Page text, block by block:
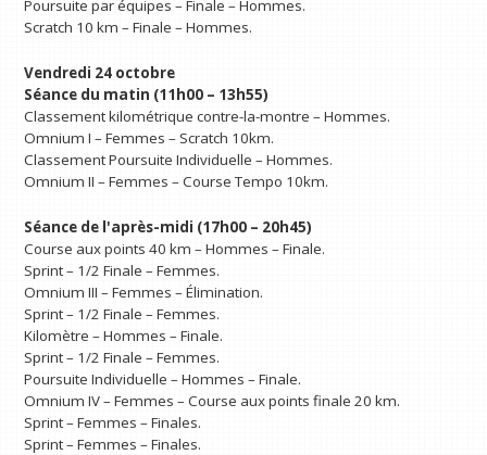
Poursuite par équipes – Finale – Hommes.
Scratch 10 km – Finale – Hommes.
Vendredi 24 octobre
Séance du matin (11h00 – 13h55)
Classement kilométrique contre-la-montre – Hommes.
Omnium I – Femmes – Scratch 10km.
Classement Poursuite Individuelle – Hommes.
Omnium II – Femmes – Course Tempo 10km.
Séance de l'après-midi (17h00 – 20h45)
Course aux points 40 km – Hommes – Finale.
Sprint – 1/2 Finale – Femmes.
Omnium III – Femmes – Élimination.
Sprint – 1/2 Finale – Femmes.
Kilomètre – Hommes – Finale.
Sprint – 1/2 Finale – Femmes.
Poursuite Individuelle – Hommes – Finale.
Omnium IV – Femmes – Course aux points finale 20 km.
Sprint – Femmes – Finales.
Sprint – Femmes – Finales.